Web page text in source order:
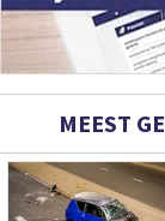
MEEST